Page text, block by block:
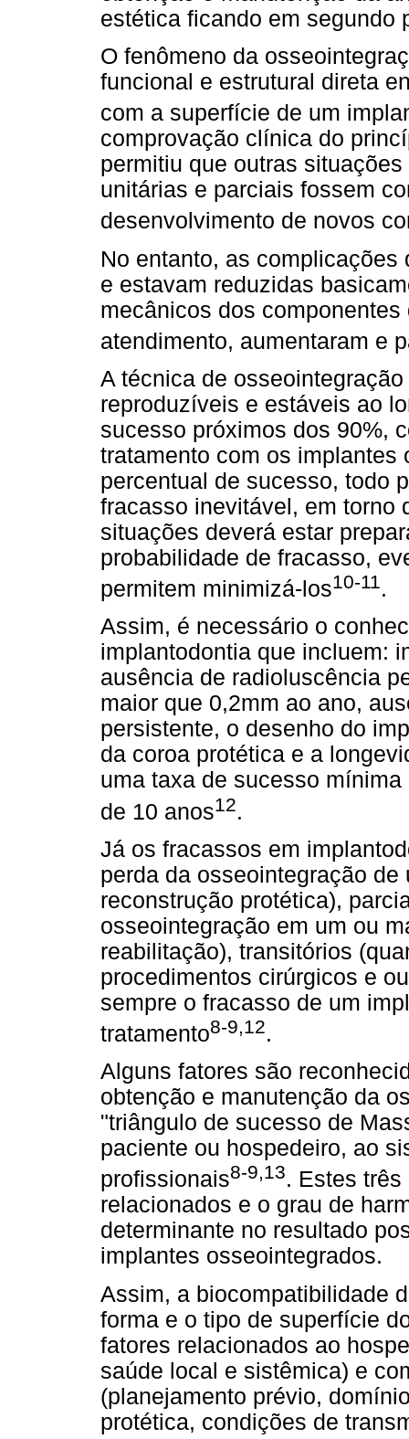
estética ficando em segundo
O fenômeno da
funcional e estrutural direta
com a superfície de um
comprovação clínica do
permitiu que outras
unitárias e parciais fossem
desenvolvimento de novos
No entanto, as complicações
e estavam reduzidas
mecânicos dos
atendimento, aumentaram e
A técnica de
reproduzíveis e estáveis ao
sucesso próximos dos 90%,
tratamento com os implantes
percentual de sucesso, todo
fracasso inevitável, em torno
situações deverá estar
probabilidade de fracasso,
permitem minimizá-los10-11.
Assim, é necessário o
implantodontia que incluem:
ausência de radioluscência
maior que 0,2mm ao ano,
persistente, o desenho do
da coroa protética e a
uma taxa de sucesso
de 10 anos12.
Já os fracassos em
perda da osseointegração
reconstrução protética),
osseointegração em um ou
reabilitação), transitórios
procedimentos cirúrgicos e
sempre o fracasso de um
tratamento8-9,12.
Alguns fatores são
obtenção e manutenção da
"triângulo de sucesso de
paciente ou hospedeiro, ao
profissionais8-9,13. Estes
relacionados e o grau de
determinante no resultado
implantes osseointegrados.
Assim, a biocompatibilidade
forma e o tipo de superfície
fatores relacionados ao
saúde local e sistêmica) e
(planejamento prévio,
protética, condições de